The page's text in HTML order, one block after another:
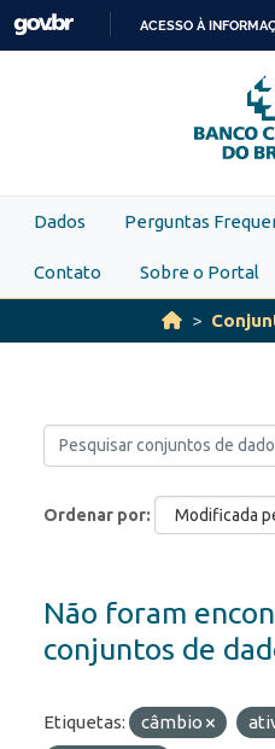
Skip to main content
ACESSO À
Dados Perguntas
Contato Sobre o Portal
Ordenar por
Não foram
conjuntos de
Etiquetas: câmbio